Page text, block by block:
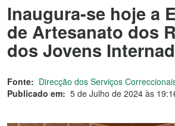
Inaugura-se hoje a
de Artesanato dos
dos Jovens
Fonte: Direcção dos Serviços
Publicado em: 5 de Julho de 2024 às